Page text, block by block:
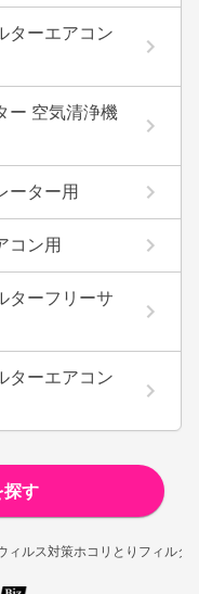
ィルス対策ホコリとりフィルタ
ターエアコン
ー 空気清浄機
ーター用
コン用
ターフリーサ
ターエアコン
探す